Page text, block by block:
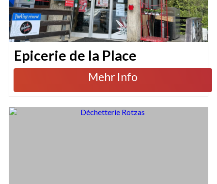
Epicerie de la Place
Mehr Info